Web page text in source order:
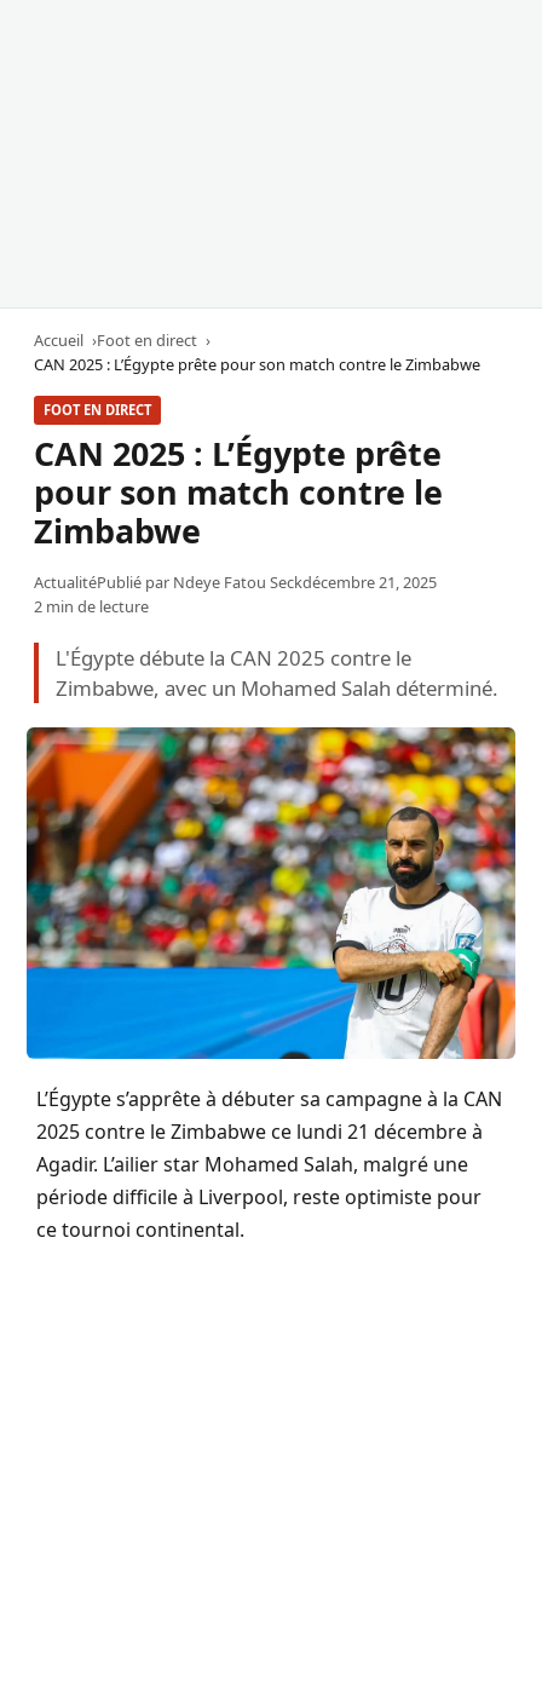
Accueil
Foot en direct
CAN 2025 : L’Égypte prête pour son match contre le Zimbabwe
FOOT EN DIRECT
CAN 2025 : L’Égypte prête
pour son match contre le
Zimbabwe
ActualitéPublié par Ndeye Fatou Seckdécembre 21, 2025
2 min de lecture
L'Égypte débute la CAN 2025 contre le
Zimbabwe, avec un Mohamed Salah déterminé.
L’Égypte s’apprête à débuter sa campagne à la CAN
2025 contre le Zimbabwe ce lundi 21 décembre à
Agadir. L’ailier star Mohamed Salah, malgré une
période difficile à Liverpool, reste optimiste pour
ce tournoi continental.